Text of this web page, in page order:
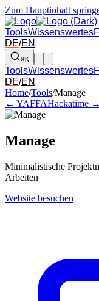
Zum Hauptinhalt
ToolsWissenswertes
DE/EN
⌘K
ToolsWissenswertes
DE/EN
Pfeil links und rechts:
Home/Tools/Manage
← YAFFAHackatime →
Manage
Minimalistische
Arbeiten
Website besuchen